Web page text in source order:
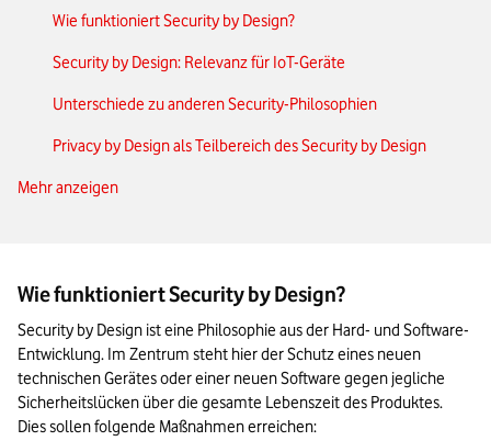
Wie funktioniert Security by Design?
Security by Design: Relevanz für IoT-Geräte
Unterschiede zu anderen Security-Philosophien
Privacy by Design als Teilbereich des Security by Design
Security Architecture: Mit 7 Schritten zu mehr Sicherheit im
Security by Design in der Übersicht
Mehr anzeigen
Wie funktioniert Security by Design?
Security by Design ist eine Philosophie aus der Hard- und Software-
Entwicklung. Im Zentrum steht hier der Schutz eines neuen
technischen Gerätes oder einer neuen Software gegen jegliche
Sicherheitslücken über die gesamte Lebenszeit des Produktes.
Dies sollen folgende Maßnahmen erreichen: